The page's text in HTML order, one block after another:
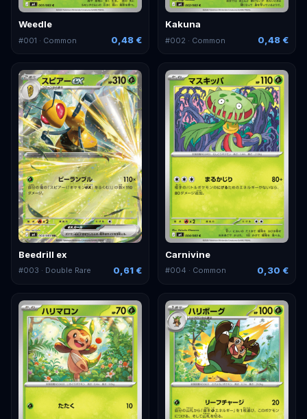
Weedle
#001 · Common 0,48 €
Kakuna
#002 · Common 0,48 €
Beedrill ex
#003 · Double Rare 0,61 €
Carnivine
#004 · Common 0,30 €